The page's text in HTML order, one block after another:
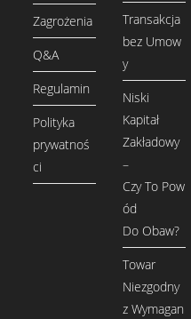
Zagrożenia
Q&A
Regulamin
Polityka
prywatnoś
ci
Transakcja
bez Umow
y
Niski
Kapitał
Zakładowy
–
Czy To Pow
ód
Do Obaw?
Towar
Niezgodny
z Wymagan